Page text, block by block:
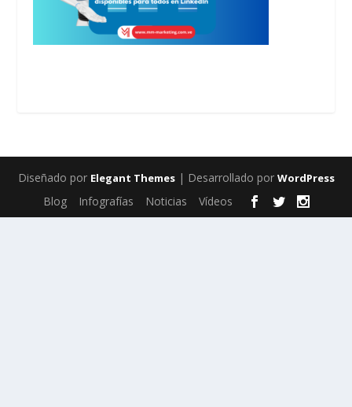
Diseñado por Elegant Themes| Desarrollado por WordPress
Blog Infografías Noticias Vídeos